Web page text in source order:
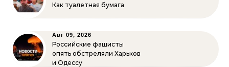
Как туалетная бумага
Авг 09, 2026
Российские фашисты
опять обстреляли Харьков
и Одессу